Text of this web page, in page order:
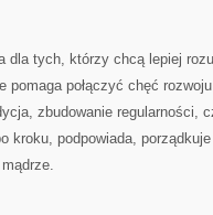
dla tych, którzy chcą lepiej
pomaga połączyć chęć
zbudowanie regularności,
kroku, podpowiada,